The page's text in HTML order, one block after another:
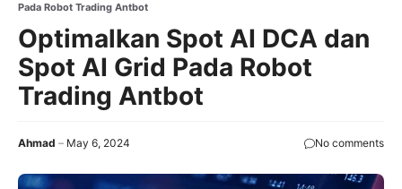
Pada Robot Trading Antbot
Optimalkan Spot AI DCA dan
Spot AI Grid Pada Robot
Trading Antbot
Ahmad May 6, 2024 No comments